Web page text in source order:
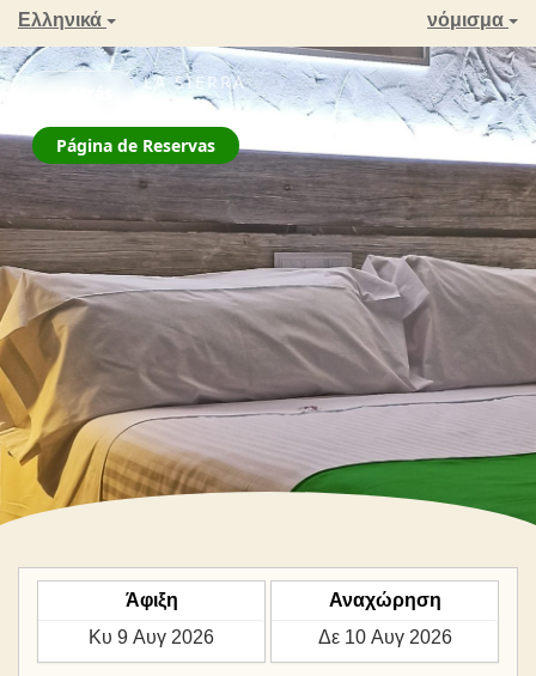
Ελληνικά νόμισμα
ZAHARA DE LA SIERRA
La Jarana
Página de Reservas
Άφιξη Αναχώρηση